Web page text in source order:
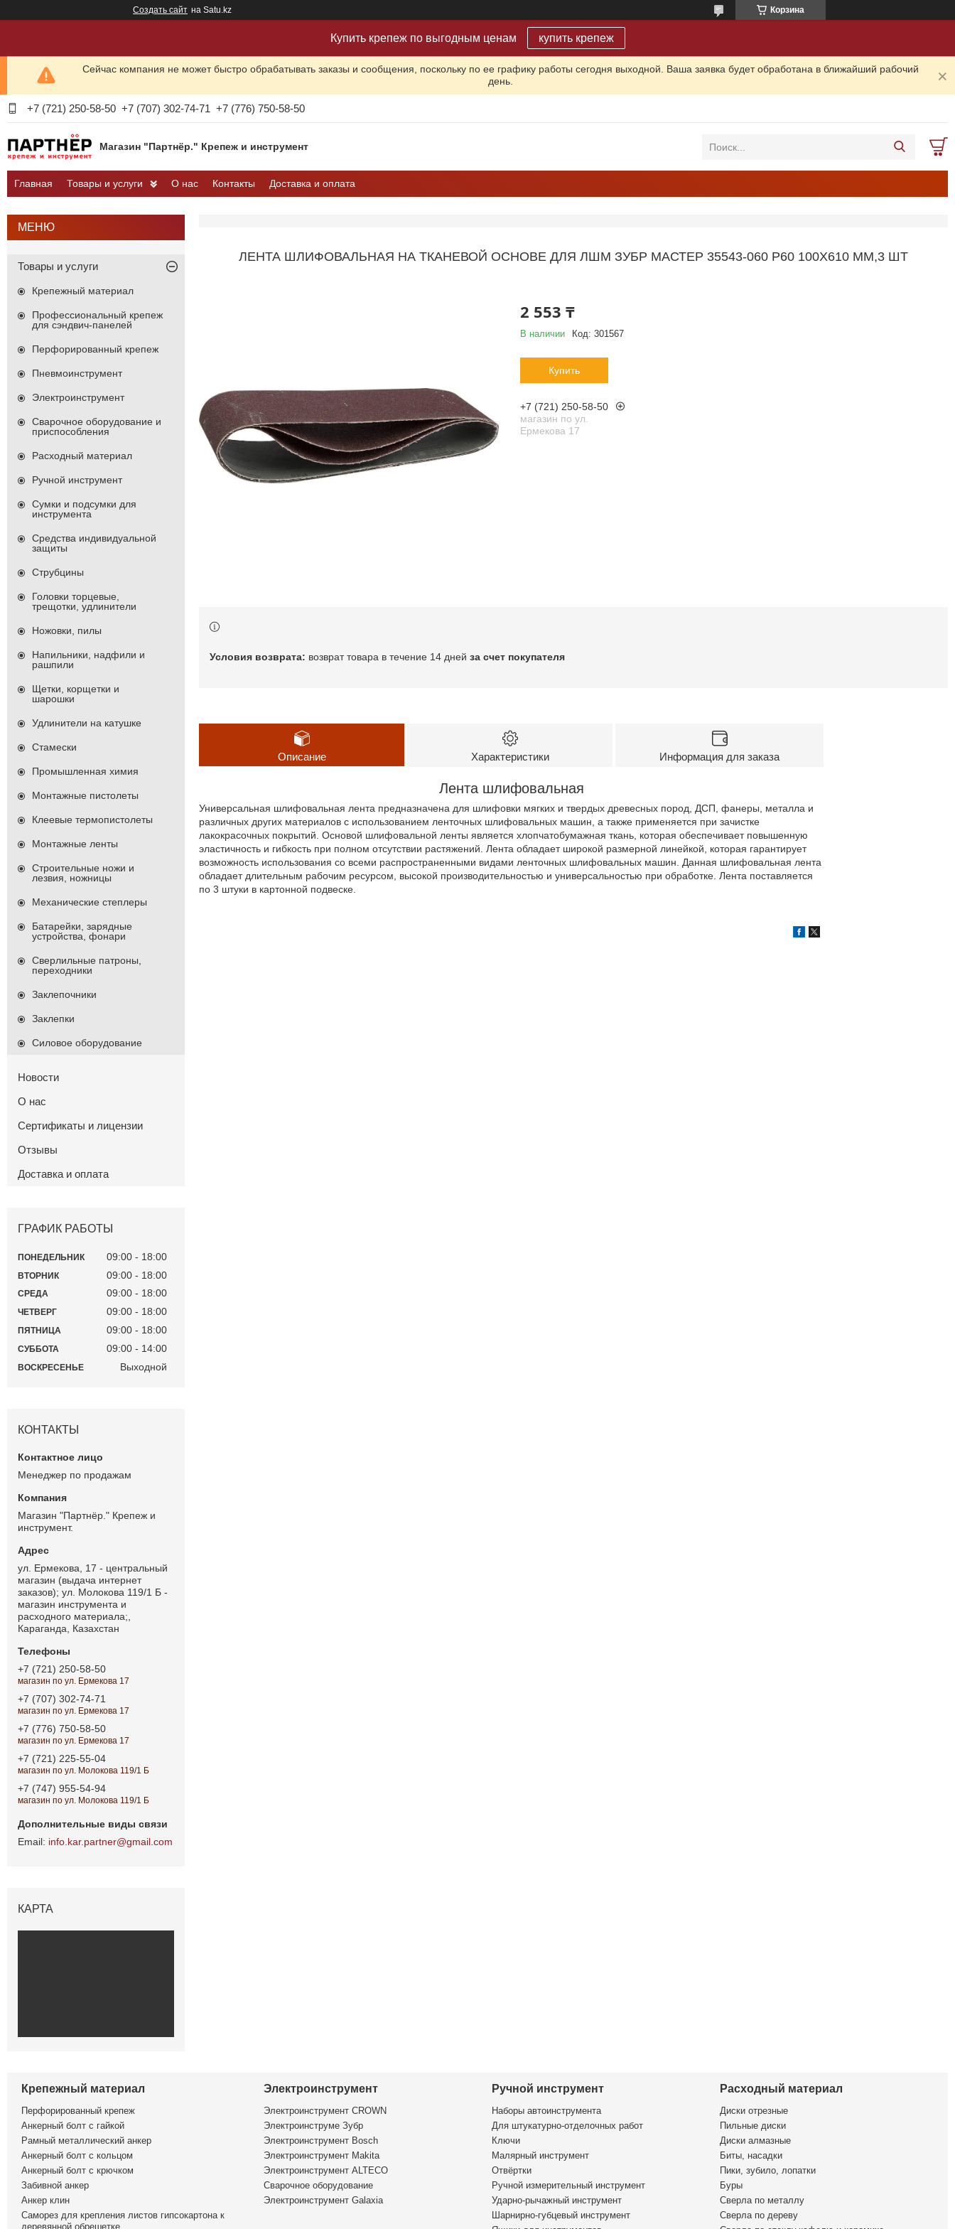
Создать сайт на Satu.kz Корзина
Купить крепеж по выгодным ценам купить крепеж
Сейчас компания не может быстро обрабатывать заказы и сообщения, поскольку по ее графику работы сегодня выходной. Ваша заявка будет обработана в ближайший рабочий
день.
+7 (721) 250-58-50 +7 (707) 302-74-71 +7 (776) 750-58-50
Магазин "Партнёр." Крепеж и инструмент
Главная Товары и услуги О нас Контакты Доставка и оплата
ЛЕНТА ШЛИФОВАЛЬНАЯ НА ТКАНЕВОЙ ОСНОВЕ ДЛЯ ЛШМ ЗУБР МАСТЕР 35543-060 P60 100Х610 ММ,3 ШТ
2 553 ₸
В наличии Код: 301567
Купить
+7 (721) 250-58-50
магазин по ул.
Ермекова 17
возврат товара в течение 14 дней за счет покупателя
Описание Характеристики Информация для заказа
Лента шлифовальная
Универсальная шлифовальная лента предназначена для шлифовки мягких и твердых древесных пород, ДСП, фанеры, металла и
различных других материалов с использованием ленточных шлифовальных машин, а также применяется при зачистке
лакокрасочных покрытий. Основой шлифовальной ленты является хлопчатобумажная ткань, которая обеспечивает повышенную
эластичность и гибкость при полном отсутствии растяжений. Лента обладает широкой размерной линейкой, которая гарантирует
возможность использования со всеми распространенными видами ленточных шлифовальных машин. Данная шлифовальная лента
обладает длительным рабочим ресурсом, высокой производительностью и универсальностью при обработке. Лента поставляется
по 3 штуки в картонной подвеске.
Товары и услуги
Крепежный материал
Профессиональный крепеж
для сэндвич-панелей
Перфорированный крепеж
Пневмоинструмент
Электроинструмент
Сварочное оборудование и
приспособления
Расходный материал
Ручной инструмент
Сумки и подсумки для
инструмента
Средства индивидуальной
защиты
Струбцины
Головки торцевые,
трещотки, удлинители
Ножовки, пилы
Напильники, надфили и
рашпили
Щетки, корщетки и
шарошки
Удлинители на катушке
Стамески
Промышленная химия
Монтажные пистолеты
Клеевые термопистолеты
Монтажные ленты
Строительные ножи и
лезвия, ножницы
Механические степлеры
Батарейки, зарядные
устройства, фонари
Сверлильные патроны,
переходники
Заклепочники
Заклепки
Силовое оборудование
Новости
О нас
Сертификаты и лицензии
Отзывы
Доставка и оплата
ГРАФИК РАБОТЫ
ПОНЕДЕЛЬНИК 09:00 18:00
ВТОРНИК 09:00 18:00
СРЕДА 09:00 18:00
ЧЕТВЕРГ 09:00 18:00
ПЯТНИЦА 09:00 18:00
СУББОТА 09:00 14:00
ВОСКРЕСЕНЬЕ Выходной
КОНТАКТЫ
Менеджер по продажам
Магазин "Партнёр." Крепеж и
инструмент.
ул. Ермекова, 17 - центральный
магазин (выдача интернет
заказов); ул. Молокова 119/1 Б -
магазин инструмента и
расходного материала;,
Караганда, Казахстан
+7 (721) 250-58-50
магазин по ул. Ермекова 17
+7 (707) 302-74-71
магазин по ул. Ермекова 17
+7 (776) 750-58-50
магазин по ул. Ермекова 17
+7 (721) 225-55-04
магазин по ул. Молокова 119/1 Б
+7 (747) 955-54-94
магазин по ул. Молокова 119/1 Б
info.kar.partner@gmail.com
КАРТА
Крепежный материал
Перфорированный крепеж
Анкерный болт с гайкой
Рамный металлический анкер
Анкерный болт с кольцом
Анкерный болт с крючком
Забивной анкер
Анкер клин
Саморез для крепления листов гипсокартона к
деревянной обрешетке
Электроинструмент
Электроинструмент CROWN
Электроинструме Зубр
Электроинструмент Bosch
Электроинструмент Makita
Электроинструмент ALTECO
Сварочное оборудование
Электроинструмент Galaxia
Ручной инструмент
Наборы автоинструмента
Для штукатурно-отделочных работ
Ключи
Малярный инструмент
Отвёртки
Ручной измерительный инструмент
Ударно-рычажный инструмент
Шарнирно-губцевый инструмент
Расходный материал
Диски отрезные
Пильные диски
Диски алмазные
Биты, насадки
Пики, зубило, лопатки
Буры
Сверла по металлу
Сверла по дереву